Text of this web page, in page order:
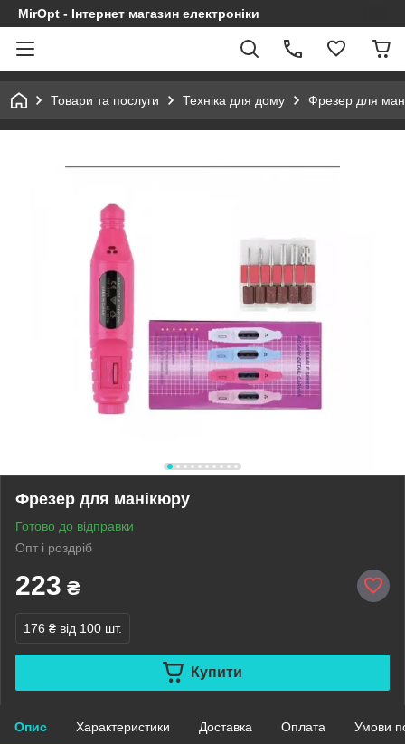
MirOpt - Інтернет магазин електроніки
Товари та послуги Техніка для дому Фрезер для
Фрезер для манікюру
Готово до відправки
Опт і роздріб
223 ₴
176 ₴ від 100 шт.
Купити
Опис Характеристики Доставка Оплата Умови